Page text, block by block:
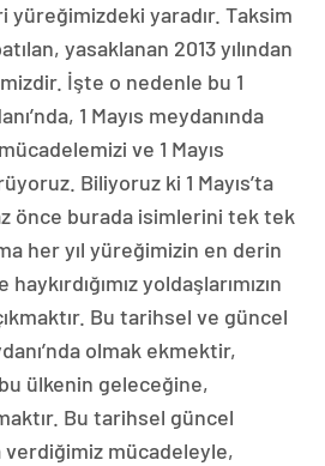
yüreğimizdeki yaradır. Taksim
yasaklanan 2013 yılından
İşte o nedenle bu 1
1 Mayıs meydanında
ve 1 Mayıs
Biliyoruz ki 1 Mayıs’ta
önce burada isimlerini tek tek
her yıl yüreğimizin en derin
yoldaşlarımızın
Bu tarihsel ve güncel
olmak ekmektir,
ülkenin geleceğine,
Bu tarihsel güncel
verdiğimiz mücadeleyle,